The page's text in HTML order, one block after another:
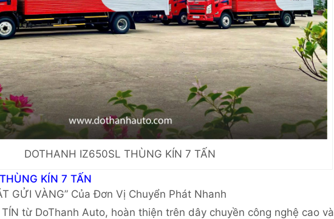
DOTHANH IZ650SL THÙNG KÍN 7 TẤN
KÍN 7 TẤN
GỬI VÀNG” Của Đơn Vị Chuyển Phát Nhanh
TÍN từ DoThanh Auto, hoàn thiện trên dây chuyền công nghệ cao và